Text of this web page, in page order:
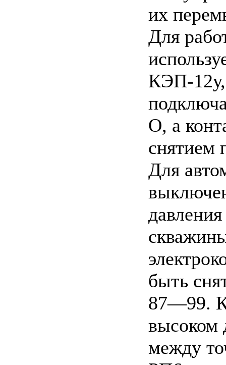
их
Для
КЭП-12у,
О, а
снятием
Для
быть
87—99.
высоком
между